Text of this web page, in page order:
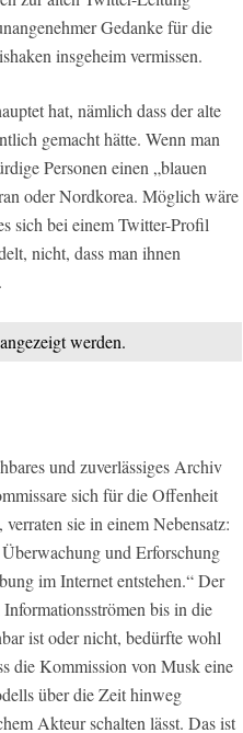
Gedanke für die
insgeheim vermissen.
hat, nämlich dass der alte
gemacht hätte. Wenn man
Personen einen „blauen
oder Nordkorea. Möglich wäre
sich bei einem Twitter-Profil
nicht, dass man ihnen
werden.
und zuverlässiges Archiv
sich für die Offenheit
sie in einem Nebensatz:
und Erforschung
im Internet entstehen.“ Der
bis in die
ist oder nicht, bedürfte wohl
die Kommission von Musk eine
über die Zeit hinweg
Akteur schalten lässt. Das ist